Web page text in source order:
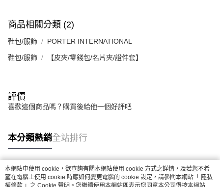
商品相關分類 (2)
鞋包/服飾 PORTER INTERNATIONAL
鞋包/服飾 【皮夾/零錢包/名片夾/證件套】
評價
喜歡這個商品嗎？購買後給他一個好評吧
本分類熱銷全站排行
熱門標籤
本網站中使用 cookie，欲查詢有關本網站使用 cookie 方式之詳情，及若您不希
望在電腦上使用 cookie 時應如何變更電腦的 cookie 設定，請參閱本網站「 隱私
權條款 」之 Cookie 聲明。您繼續使用本網站即表示您同意本公司得按本網站使